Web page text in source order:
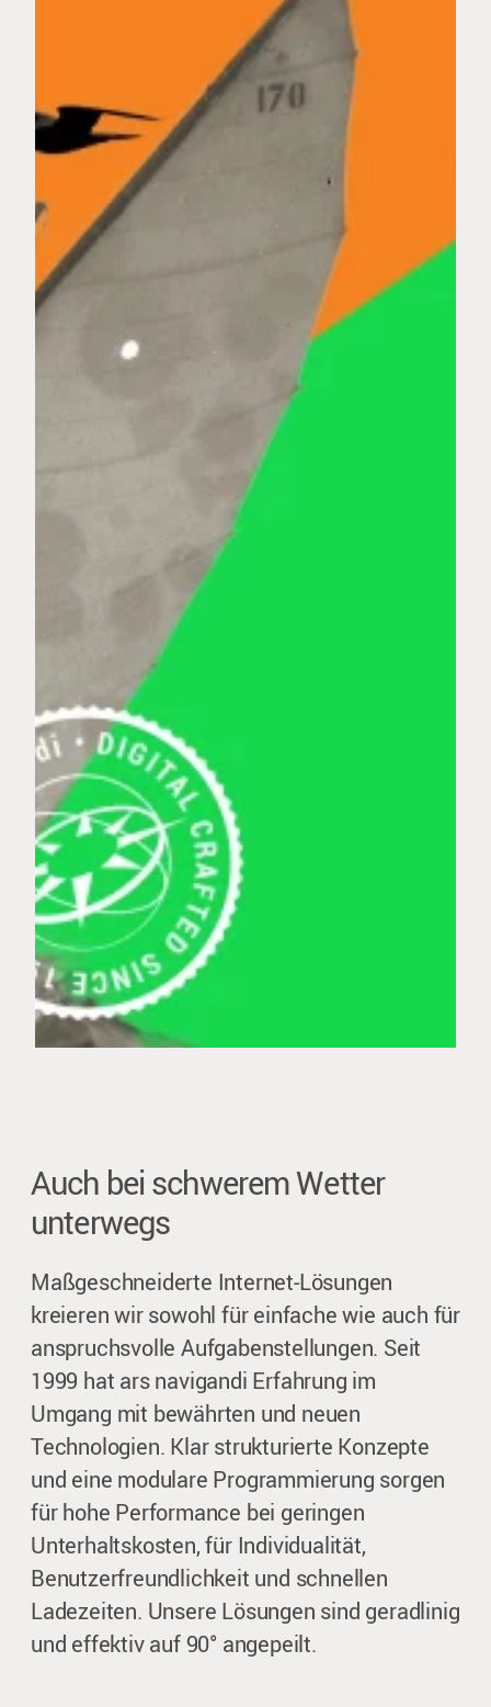
Auch bei schwerem Wetter
unterwegs
Maßgeschneiderte Internet-Lösungen
kreieren wir sowohl für einfache wie auch für
anspruchsvolle Aufgabenstellungen. Seit
1999 hat ars navigandi Erfahrung im
Umgang mit bewährten und neuen
Technologien. Klar strukturierte Konzepte
und eine modulare Programmierung sorgen
für hohe Performance bei geringen
Unterhaltskosten, für Individualität,
Benutzerfreundlichkeit und schnellen
Ladezeiten. Unsere Lösungen sind geradlinig
und effektiv auf 90° angepeilt.